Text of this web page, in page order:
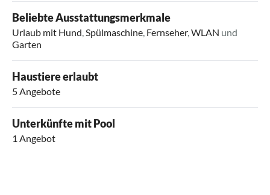
Beliebte Ausstattungsmerkmale
Urlaub mit Hund Spülmaschine Fernseher, WLAN und
Garten
Haustiere erlaubt
5 Angebote
Unterkünfte mit Pool
1 Angebot